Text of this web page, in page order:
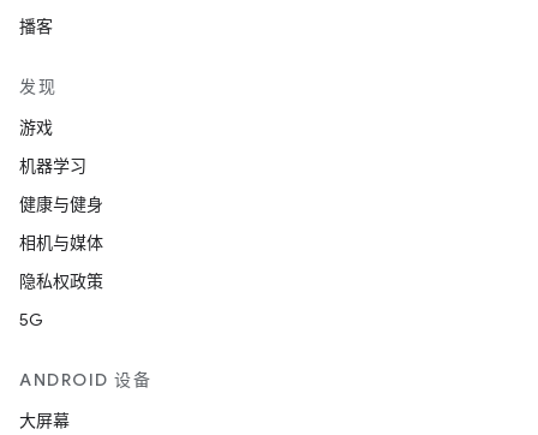
播客
发现
游戏
机器学习
健康与健身
相机与媒体
隐私权政策
5G
ANDROID 设备
大屏幕